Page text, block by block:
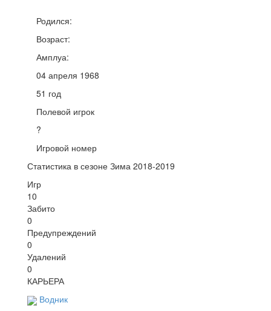
Родился:
Возраст:
Амплуа:
04 апреля 1968
51 год
Полевой игрок
?
Игровой номер
Статистика в сезоне Зима 2018-2019
Игр
10
Забито
0
Предупреждений
0
Удалений
0
КАРЬЕРА
Водник